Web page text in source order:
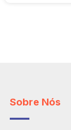
Sobre Nós